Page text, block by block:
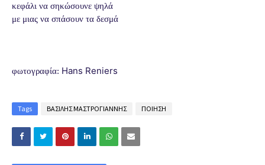
κεφάλι να σηκώσουνε ψηλά
με μιας να σπάσουν τα δεσμά
φωτογραφία: Hans Reniers
Tags ΒΑΣΙΛΗΣ ΜΑΣΤΡΟΓΙΑΝΝΗΣ ΠΟΙΗΣΗ